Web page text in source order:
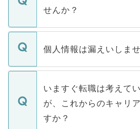
けない「非公開求人」です
下記の理由によって、一般
ません。
■応募殺到を避けるため
関を公にしてしまうと、
に、医療機関が求める条件
みを人材紹介会社に依頼
ています。
せんか？
転職・入職を強要するこ
ん。また、仮に応募先から
定を承諾する必要はあり
の辞退の連絡はキャリアパ
個人情報は漏えいしま
個人情報が漏えいするこ
で、ご安心ください。当サ
などで収集したご登録者様
ご本人のキャリアアップお
支援を目的に使用いたしま
いますぐ転職は考えて
が、これからのキャリ
すか？